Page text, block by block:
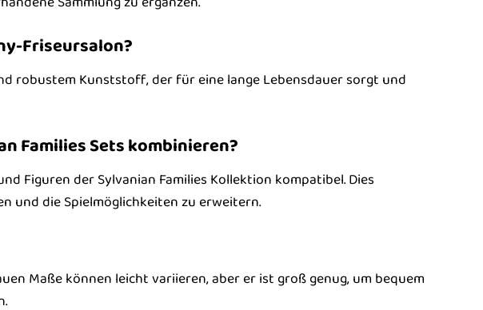
Friseursalon?
robustem Kunststoff, der für eine lange Lebensdauer sorgt und
Families Sets kombinieren?
Figuren der Sylvanian Families Kollektion kompatibel. Dies
und die Spielmöglichkeiten zu erweitern.
Maße können leicht variieren, aber er ist groß genug, um bequem